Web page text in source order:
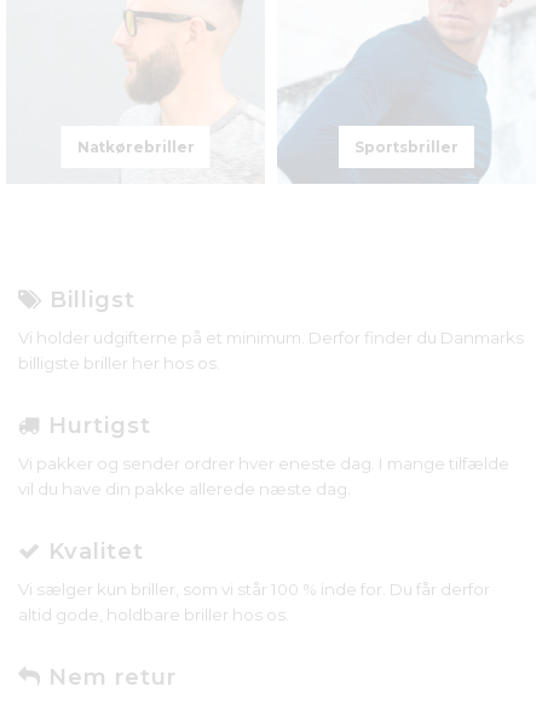
Natkørebriller Sportsbriller
Billigst
Vi holder udgifterne på et minimum. Derfor finder du Danmarks
billigste briller her hos os.
Hurtigst
Vi pakker og sender ordrer hver eneste dag. I mange tilfælde
vil du have din pakke allerede næste dag.
Kvalitet
Vi sælger kun briller, som vi står 100 % inde for. Du får derfor
altid gode, holdbare briller hos os.
Nem retur